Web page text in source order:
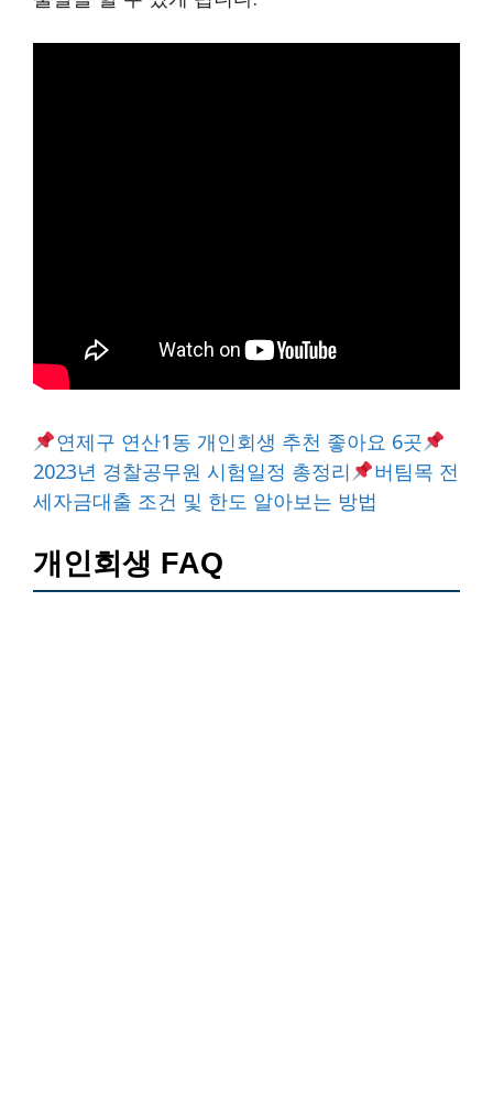
연제구 연산1동 개인회생 추천 좋아요 6곳
2023년 경찰공무원 시험일정 총정리
버팀목 전
세자금대출 조건 및 한도 알아보는 방법
개인회생 FAQ